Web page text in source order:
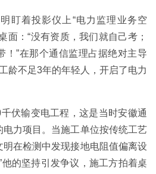
盯着投影仪上“电力监理业务空
面：“没有资质，我们就自己考；
！”在那个通信监理占据绝对主导
龄不足3年的年轻人，开启了电力
伏输变电工程，这是当时安徽通
电力项目。当施工单位按传统工艺
在检测中发现接地电阻值偏离设
的坚持引发争议，施工方拍着桌